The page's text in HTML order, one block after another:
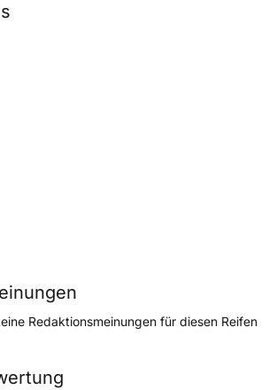
240 km/h
Redaktionsmeinungen für diesen Reifen